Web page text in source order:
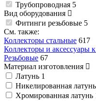
Трубопроводная 5
Вид оборудования
Фитинги резьбовые 5
См. также:
Коллекторы стальные 617
Коллекторы и аксессуары
Резьбовые 67
Материал изготовления
Латунь 1
Никелированная латунь
Хромированная латунь